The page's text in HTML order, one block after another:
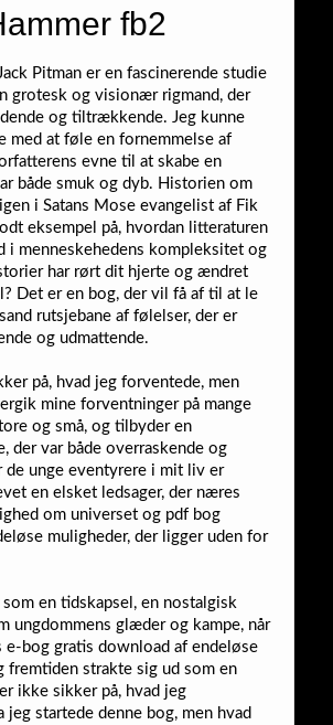
fb2
Pitman er en fascinerende studie
grotesk og visionær rigmand, der
og tiltrækkende. Jeg kunne
med at føle en fornemmelse af
evne til at skabe en
både smuk og dyb. Historien om
i Satans Mose evangelist af Fik
eksempel på, hvordan litteraturen
i menneskehedens kompleksitet og
har rørt dit hjerte og ændret
Det er en bog, der vil få af til at le
rutsjebane af følelser, der er
og udmattende.
på, hvad jeg forventede, men
mine forventninger på mange
og små, og tilbyder en
der var både overraskende og
de unge eventyrere i mit liv er
en elsket ledsager, der næres
om universet og pdf bog
muligheder, der ligger uden for
som en tidskapsel, en nostalgisk
ungdommens glæder og kampe, når
e-bog gratis download af endeløse
fremtiden strakte sig ud som en
ikke sikker på, hvad jeg
jeg startede denne bog, men hvad